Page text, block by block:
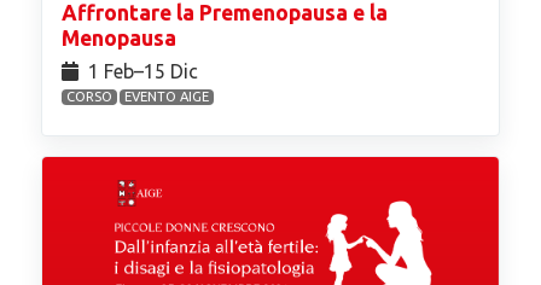
Affrontare la Premenopausa e la
Menopausa
1 Feb⁠–15 Dic
CORSO EVENTO AIGE